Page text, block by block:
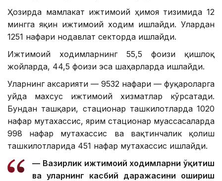
Ҳозирда мамлакат ижтимоий ҳимоя тизимида 12
мингга яқин ижтимоий ходим ишлайди. Улардан
1251 нафари нодавлат секторда ишлайди.
Ижтимоий ходимларнинг 55,5 фоизи қишлоқ
жойларда, 44,5 фоизи эса шаҳарларда ишлайди.
Уларнинг аксарияти — 9532 нафари — фуқароларга
уйда махсус ижтимоий хизматлар кўрсатади.
Бундан ташқари, стационар ташкилотларда 1020
нафар мутахассис, ярим стационар муассасаларда
998 нафар мутахассис ва вақтинчалик қолиш
ташкилотларида 451 нафар мутахассис ишлайди.
— Вазирлик ижтимоий ходимларни ўқитиш
ва уларнинг касбий даражасини ошириш